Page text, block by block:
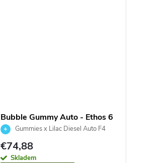
Bubble Gummy Auto - Ethos 6
ks
Gummies x Lilac Diesel Auto F4
€74,88
Skladem